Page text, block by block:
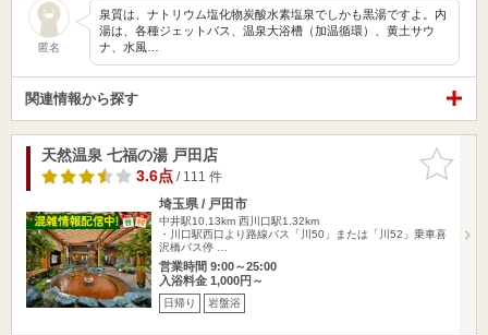
匿名
泉質は、ナトリウム塩化物炭酸水素塩泉でしかも黒湯ですよ。内
湯は、各種ジェットバス、温泉大浴槽（加温循環）、黄土サウ
ナ、水風…
関連情報から探す
お気に入
りに追加
天然温泉 七福の湯 戸田店
3.6点/ 111 件
埼玉県 / 戸田市
中井駅10.13km 西川口駅1.32km
・川口駅西口より路線バス「川50」または「川52」乗車喜
沢橋バス停 …
営業時間 9:00～25:00
入浴料金 1,000円～
日帰り 岩盤浴